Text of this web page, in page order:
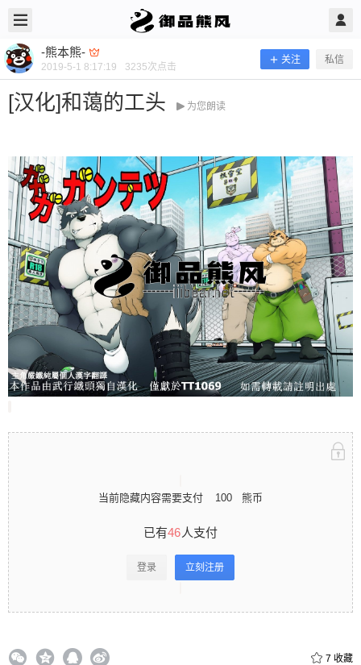
-熊本熊-
2019-5-1 8:17:19 3235次点击
关注 私信
[汉化]和蔼的工头 为您朗读
当前隐藏内容需要支付 100 熊币
已有46人支付
登录 立刻注册
7 收藏
-熊本熊- @ 御品熊风 2019/5/01
[汉化]和蔼的工头
当前隐藏内容需要支付100熊币 已有46人支付 登录
立刻注册 0 收藏
扫描二维码继续阅读